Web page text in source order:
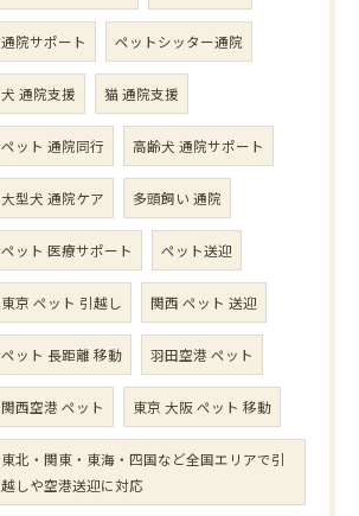
通院サポート ペットシッター通院
犬 通院支援 猫 通院支援
ペット 通院同行 高齢犬 通院サポート
大型犬 通院ケア 多頭飼い 通院
ペット 医療サポート ペット送迎
東京 ペット 引越し 関西 ペット 送迎
ペット 長距離 移動 羽田空港 ペット
関西空港 ペット 東京 大阪 ペット 移動
東北・関東・東海・四国など全国エリアで引
越しや空港送迎に対応